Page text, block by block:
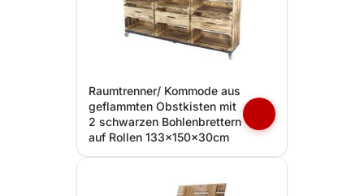
Raumtrenner/ Kommode aus
geflammten Obstkisten mit
2 schwarzen Bohlenbrettern
auf Rollen 133x150x30cm